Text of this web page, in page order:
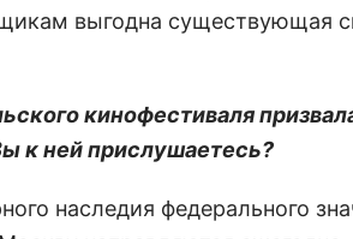
выгодна существующая
кинофестиваля
к ней прислушаетесь?
наследия федерального